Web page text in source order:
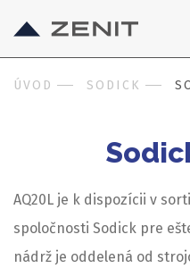
ÚVOD SODICK
AQ20L je k dispozícii v
spoločnosti Sodick pre
nádrž je oddelená od